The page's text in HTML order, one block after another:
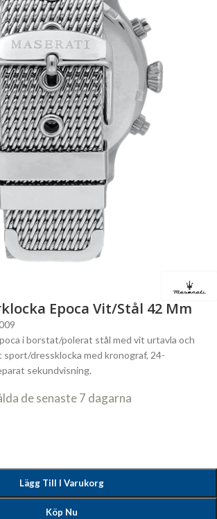
Epoca Vit/Stål 42 Mm
i borstat/polerat stål med vit urtavla och
sport/dressklocka med kronograf, 24-
sekundvisning.
de senaste 7 dagarna
Lägg Till I Varukorg
Köp Nu